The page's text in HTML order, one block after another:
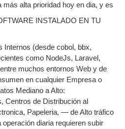
más alta prioridad hoy en dia, y es
INSTALADO EN TU
Internos (desde cobol, bbx,
como NodeJs, Laravel,
muchos entornos Web y de
en cualquier Empresa o
Mediano a Alto:
Centros de Distribución al
Papeleria, — de Alto tráfico
diaria requieren subir